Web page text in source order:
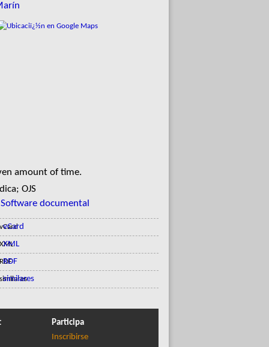
amount of time.
OJS
Software documental
vCard
XML
RDF
similares
Participa
Inscribirse